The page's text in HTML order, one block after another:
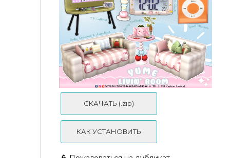
Cozy Cabin Collection - Living Room
СКАЧАТЬ (.zip)
КАК УСТАНОВИТЬ